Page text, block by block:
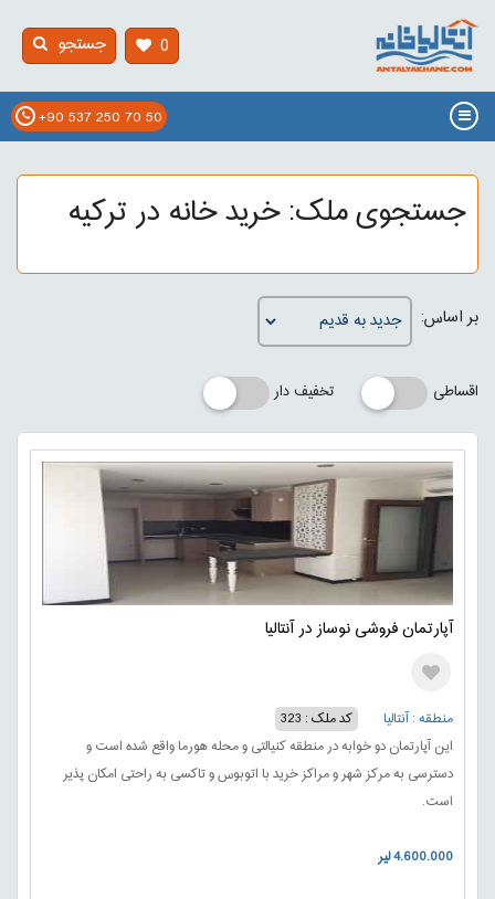
0
+90 537 250 70 50
جستجو
جستجوی ملک: خرید خانه در ترکیه
بر اساس:
اقساطی تخفیف دار
آپارتمان فروشی نوساز در آنتالیا
منطقه : آنتالیا
کد ملک : 323
این آپارتمان دو خوابه در منطقه کنیالتی و محله هورما واقع شده است و
دسترسی به مرکز شهر و مراکز خرید با اتوبوس و تاکسی به راحتی امکان پذیر
است.
4.600.000 لیر